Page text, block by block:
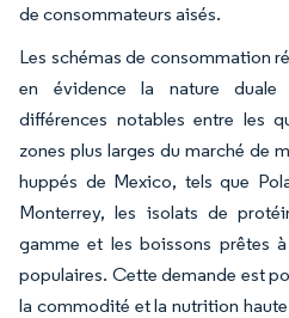
de consommateurs aisés.
Les schémas de consommation
en évidence la nature
différences notables entre les
zones plus larges du marché de
huppés de Mexico, tels que
Monterrey, les isolats de
gamme et les boissons prêtes
populaires. Cette demande est
la commodité et la nutrition